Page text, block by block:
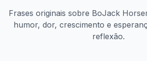
Frases originais sobre BoJack
humor, dor, crescimento e
reflexão.